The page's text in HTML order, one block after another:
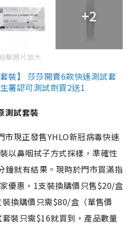
+2
擊圖片放大
裝】 莎莎開賣6款快速測試套
署認可測試劑買2送1
測試套裝
市現正發售YHLO新冠病毒快速
以鼻咽拭子方式採樣，準確性
鐘就有結果。現時於門市買滿指
優惠，1支裝換購價只售$20/盒
裝換購價只需$80/盒（單售價
裝只需$16就買到，產品數量